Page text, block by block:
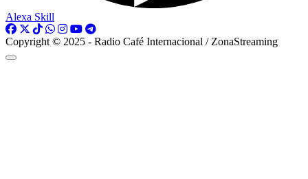
Alexa Skill
Copyright © 2025 - Radio Café Internacional / ZonaStreaming